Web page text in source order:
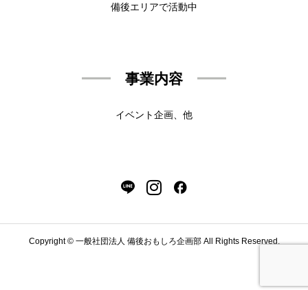
備後エリアで活動中
事業内容
イベント企画、他
Copyright © 一般社団法人 備後おもしろ企画部 All Rights Reserved.